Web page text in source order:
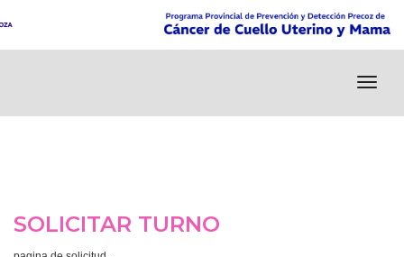
SOLICITAR TURNO